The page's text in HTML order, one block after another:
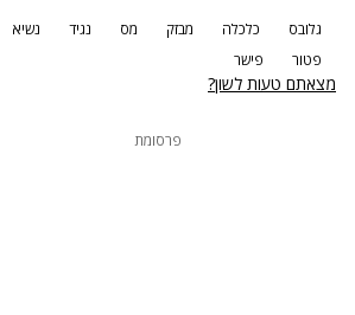
גלובס כלכלה מבזק מס נגיד נשיא
פטור
פישר
מצאתם טעות לשון?
פרסומת